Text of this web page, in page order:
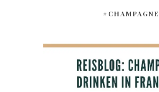
#CHAMPAGNE